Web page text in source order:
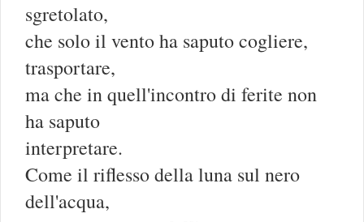
sgretolato,
che solo il vento ha saputo cogliere,
trasportare,
ma che in quell'incontro di ferite non
ha saputo
interpretare.
Come il riflesso della luna sul nero
dell'acqua,